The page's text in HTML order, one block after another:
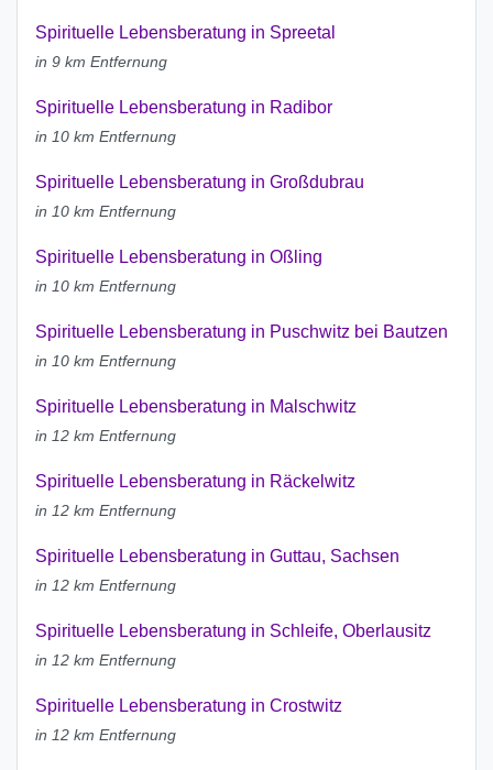
Spirituelle Lebensberatung in Spreetal
in 9 km Entfernung
Spirituelle Lebensberatung in Radibor
in 10 km Entfernung
Spirituelle Lebensberatung in Großdubrau
in 10 km Entfernung
Spirituelle Lebensberatung in Oßling
in 10 km Entfernung
Spirituelle Lebensberatung in Puschwitz bei Bautzen
in 10 km Entfernung
Spirituelle Lebensberatung in Malschwitz
in 12 km Entfernung
Spirituelle Lebensberatung in Räckelwitz
in 12 km Entfernung
Spirituelle Lebensberatung in Guttau, Sachsen
in 12 km Entfernung
Spirituelle Lebensberatung in Schleife, Oberlausitz
in 12 km Entfernung
Spirituelle Lebensberatung in Crostwitz
in 12 km Entfernung